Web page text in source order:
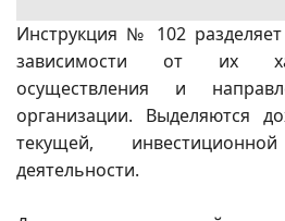
Инструкция № 102
зависимости от их
осуществления и
организации. Выделяются
текущей,
деятельности.